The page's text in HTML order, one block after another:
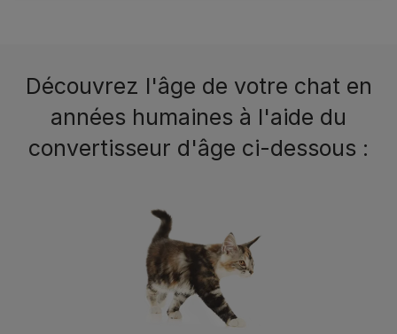
Découvrez l'âge de votre chat en
années humaines à l'aide du
convertisseur d'âge ci-dessous :